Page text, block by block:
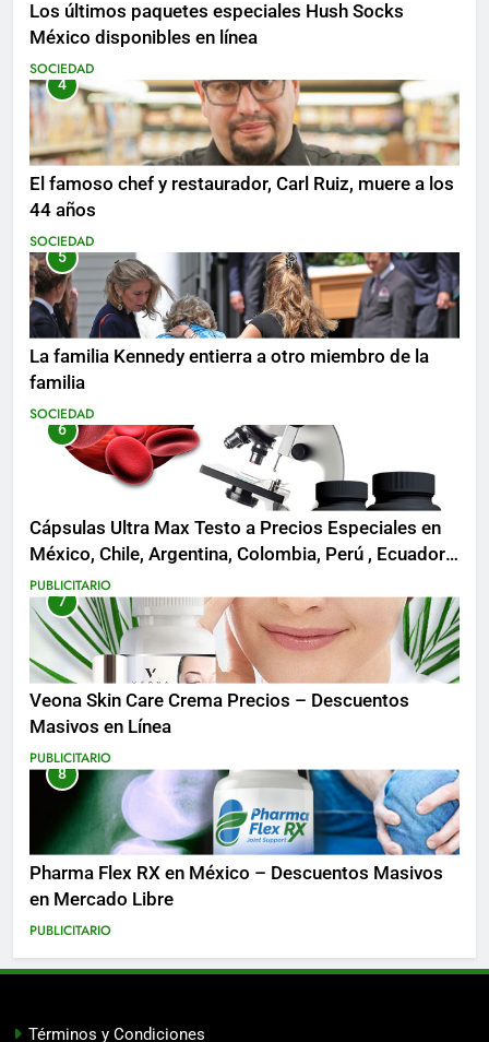
Los últimos paquetes especiales Hush Socks
México disponibles en línea
SOCIEDAD
4
El famoso chef y restaurador, Carl Ruiz, muere a los
44 años
SOCIEDAD
5
La familia Kennedy entierra a otro miembro de la
familia
SOCIEDAD
6
Cápsulas Ultra Max Testo a Precios Especiales en
México, Chile, Argentina, Colombia, Perú , Ecuador,
Costa Rica y Más
PUBLICITARIO
7
Veona Skin Care Crema Precios – Descuentos
Masivos en Línea
PUBLICITARIO
8
Pharma Flex RX en México – Descuentos Masivos
en Mercado Libre
PUBLICITARIO
Términos y Condiciones